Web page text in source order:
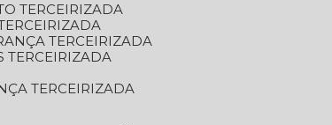
TERCEIRIZADA
TERCEIRIZADA
TERCEIRIZADA
TERCEIRIZADA